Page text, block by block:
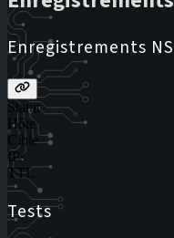
Enregistrements NS
Statut
Hôte
Cible
IPs
TTL
Tests